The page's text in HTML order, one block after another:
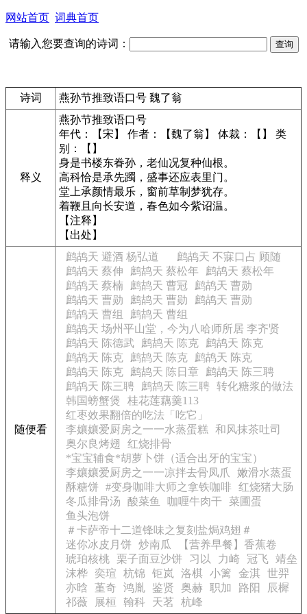
网站首页 词典首页
请输入您要查询的诗词：
诗词 燕孙节推致语口号 魏了翁
释义
燕孙节推致语口号
年代：【宋】 作者：【魏了翁】 体裁：【】 类
别：【】
身是书楼东眷孙，老仙况复种仙根。
高科恰是承先躅，盛事还应表里门。
堂上承颜情最乐，窗前草制梦犹存。
着鞭且向长安道，春色如今紫诏温。
【注释】
【出处】
随便看
鹧鸪天 避酒 杨弘道
鹧鸪天 不寐口占 顾随
鹧鸪天 蔡伸
鹧鸪天 蔡松年
鹧鸪天 蔡松年
鹧鸪天 蔡楠
鹧鸪天 曹冠
鹧鸪天 曹勋
鹧鸪天 曹勋
鹧鸪天 曹勋
鹧鸪天 曹勋
鹧鸪天 曹组
鹧鸪天 曹组
鹧鸪天 场州平山堂，今为八哈师所居 李齐贤
鹧鸪天 陈德武
鹧鸪天 陈克
鹧鸪天 陈克
鹧鸪天 陈克
鹧鸪天 陈克
鹧鸪天 陈克
鹧鸪天 陈克
鹧鸪天 陈日章
鹧鸪天 陈三聘
鹧鸪天 陈三聘
鹧鸪天 陈三聘 转化糖浆的做法
韩国螃蟹煲
桂花莲藕羹113
红枣效果翻倍的吃法「吃它」
李孃孃爱厨房之一一水蒸蛋糕
和风抹茶吐司
奥尔良烤翅
红烧排骨
*宝宝辅食*胡萝卜饼（适合出牙的宝宝）
李孃孃爱厨房之一一凉拌去骨凤爪
嫩滑水蒸蛋
酥糖饼
#变身咖啡大师之拿铁咖啡 红烧猪大肠
冬瓜排骨汤
酸菜鱼 咖喱牛肉干
菜圃蛋
鱼头泡饼
＃卡萨帝十二道锋味之复刻盐焗鸡翅＃
迷你冰皮月饼
炒南瓜
【营养早餐】香蕉卷
琥珀核桃 栗子面豆沙饼 习以 力崎 冠飞
靖垒
沫桦
奕瑄 杭锦 钜岚 洛棋 小篱 金淇 世羿
亦晗
堇奇 鸿胤 鉴贤 奥赫 职加 路阳
辰樨
祁薇
展桓 翰科 天茗 杭峰